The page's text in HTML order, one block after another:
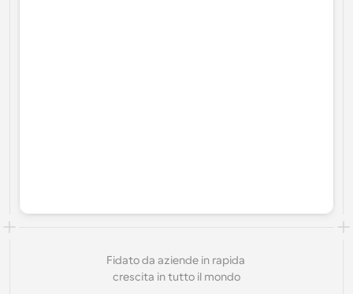
Fidato da aziende in rapida
crescita in tutto il mondo